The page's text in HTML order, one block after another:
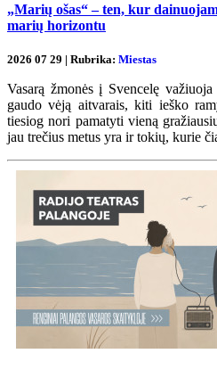
„Marių ošas“ – ten, kur
marių horizontu
2026 07 29 | Rubrika: Miestas
Vasarą žmonės į Svencelę
gaudo vėją aitvarais, kiti ieško
tiesiog nori pamatyti vieną
jau trečius metus yra ir tokių, kurie